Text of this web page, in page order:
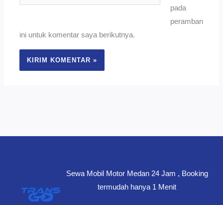
Web
pada
peramban
ini untuk komentar saya berikutnya.
Sewa Mobil Motor Medan 24 Jam , Booking
termudah hanya 1 Menit